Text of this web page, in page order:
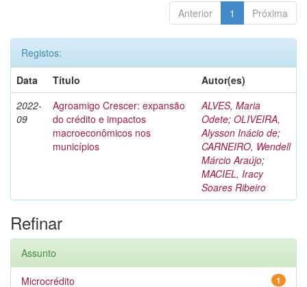
Anterior 1 Próxima
Registos:
Data
Título
Autor(es)
2022-
09
Agroamigo Crescer: expansão
do crédito e impactos
macroeconômicos nos
municípios
ALVES, Maria
Odete; OLIVEIRA,
Alysson Inácio de;
CARNEIRO, Wendell
Márcio Araújo;
MACIEL, Iracy
Soares Ribeiro
Refinar
Assunto
1
Microcrédito